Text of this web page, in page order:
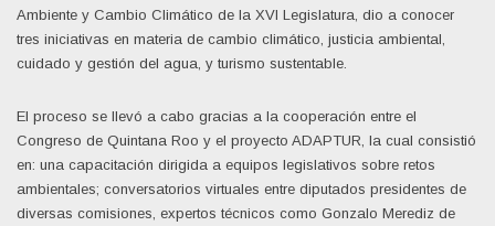
Ambiente y Cambio Climático de la XVI Legislatura, dio a conocer
tres iniciativas en materia de cambio climático, justicia ambiental,
cuidado y gestión del agua, y turismo sustentable.
El proceso se llevó a cabo gracias a la cooperación entre el
Congreso de Quintana Roo y el proyecto ADAPTUR, la cual consistió
en: una capacitación dirigida a equipos legislativos sobre retos
ambientales; conversatorios virtuales entre diputados presidentes de
diversas comisiones, expertos técnicos como Gonzalo Merediz de